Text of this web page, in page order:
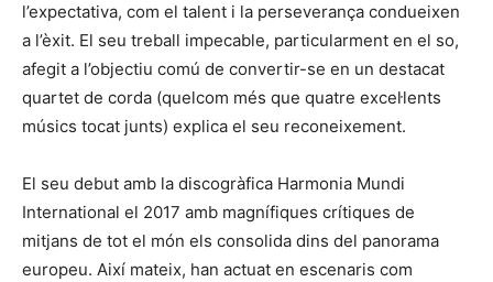
l’expectativa, com el talent i la perseverança condueixen
a l’èxit. El seu treball impecable, particularment en el so,
afegit a l’objectiu comú de convertir-se en un destacat
quartet de corda (quelcom més que quatre excel·lents
músics tocat junts) explica el seu reconeixement.
El seu debut amb la discogràfica Harmonia Mundi
International el 2017 amb magnífiques crítiques de
mitjans de tot el món els consolida dins del panorama
europeu. Així mateix, han actuat en escenaris com